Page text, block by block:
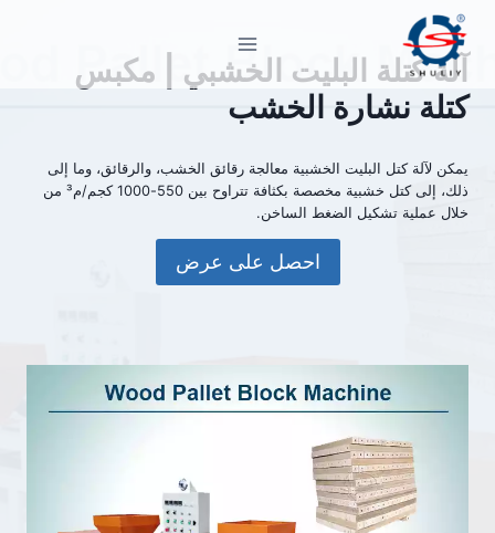
التجاوز
المحتوىآلة كتلة البليت الخشبي | مكبس
كتلة نشارة الخشب
يمكن لآلة كتل البليت الخشبية معالجة رقائق الخشب، والرقائق، وما إلى
ذلك، إلى كتل خشبية مخصصة بكثافة تتراوح بين 550-1000 كجم/م³ من
خلال عملية تشكيل الضغط الساخن.
احصل على عرض